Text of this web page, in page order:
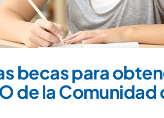
becas para
de la Comunidad